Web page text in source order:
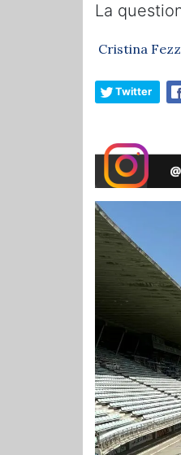
La
Cristina
Twitter